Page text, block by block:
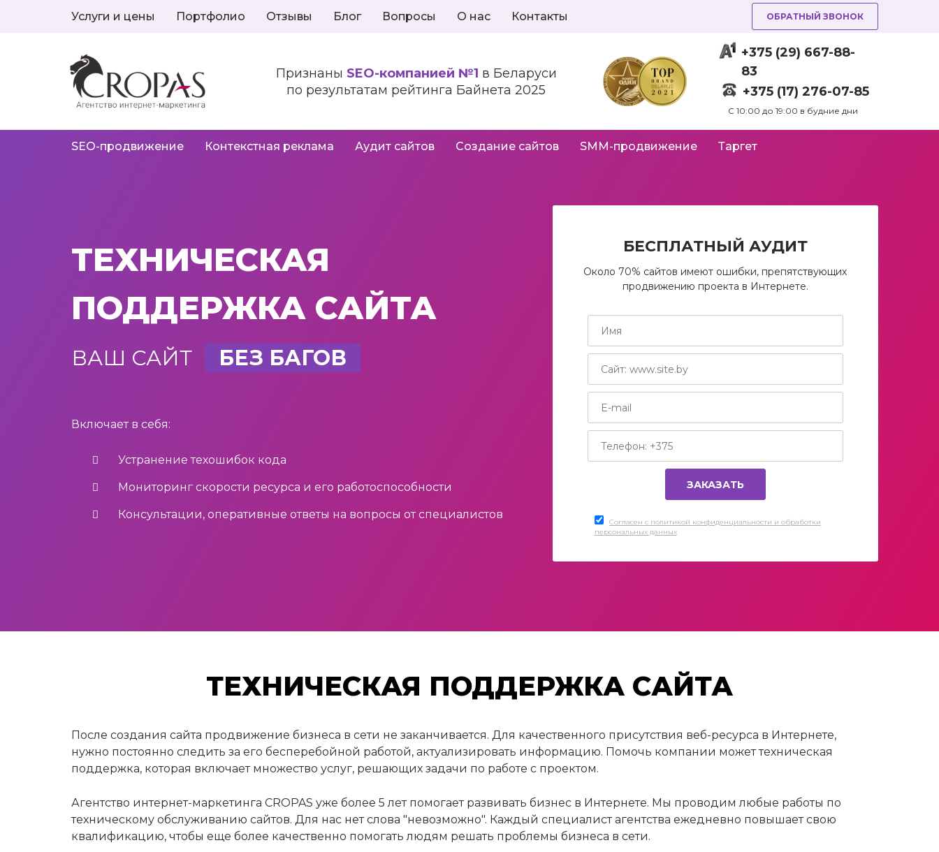
Услуги и цены Портфолио Отзывы Блог Вопросы О нас Контакты ОБРАТНЫЙ ЗВОНОК
Признаны SEO-компанией №1 в Беларуси
по результатам рейтинга Байнета 2025
+375 (29) 667-88-
83
+375 (17) 276-07-85
C 10:00 до 19:00 в будние дни
SEO-продвижение Контекстная реклама Аудит сайтов Создание сайтов SMM-продвижение Таргет
ТЕХНИЧЕСКАЯ
ПОДДЕРЖКА САЙТА
ВАШ САЙТ БЕЗ БАГОВ
Включает в себя:
Устранение техошибок кода
Мониторинг скорости ресурса и его работоспособности
Консультации, оперативные ответы на вопросы от специалистов
БЕСПЛАТНЫЙ АУДИТ
Около 70% сайтов имеют ошибки, препятствующих
продвижению проекта в Интернете.
Согласен c политикой конфиденциальности и обработки
персональных данных
ТЕХНИЧЕСКАЯ ПОДДЕРЖКА САЙТА
После создания сайта продвижение бизнеса в сети не заканчивается. Для качественного присутствия веб-ресурса в Интернете,
нужно постоянно следить за его бесперебойной работой, актуализировать информацию. Помочь компании может техническая
поддержка, которая включает множество услуг, решающих задачи по работе с проектом.
Агентство интернет-маркетинга CROPAS уже более 5 лет помогает развивать бизнес в Интернете. Мы проводим любые работы по
техническому обслуживанию сайтов. Для нас нет слова "невозможно". Каждый специалист агентства ежедневно повышает свою
квалификацию, чтобы еще более качественно помогать людям решать проблемы бизнеса в сети.